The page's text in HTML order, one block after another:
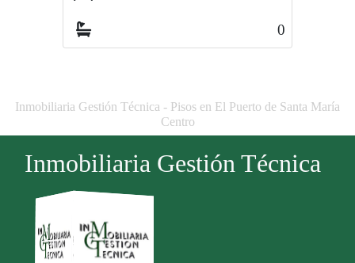
Inmobiliaria Gestión Técnica - Pisos en El Puerto de Santa María
Centro
Inmobiliaria Gestión Técnica